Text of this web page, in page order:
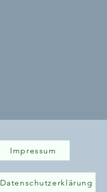
Impressum
Datenschutzerklärung